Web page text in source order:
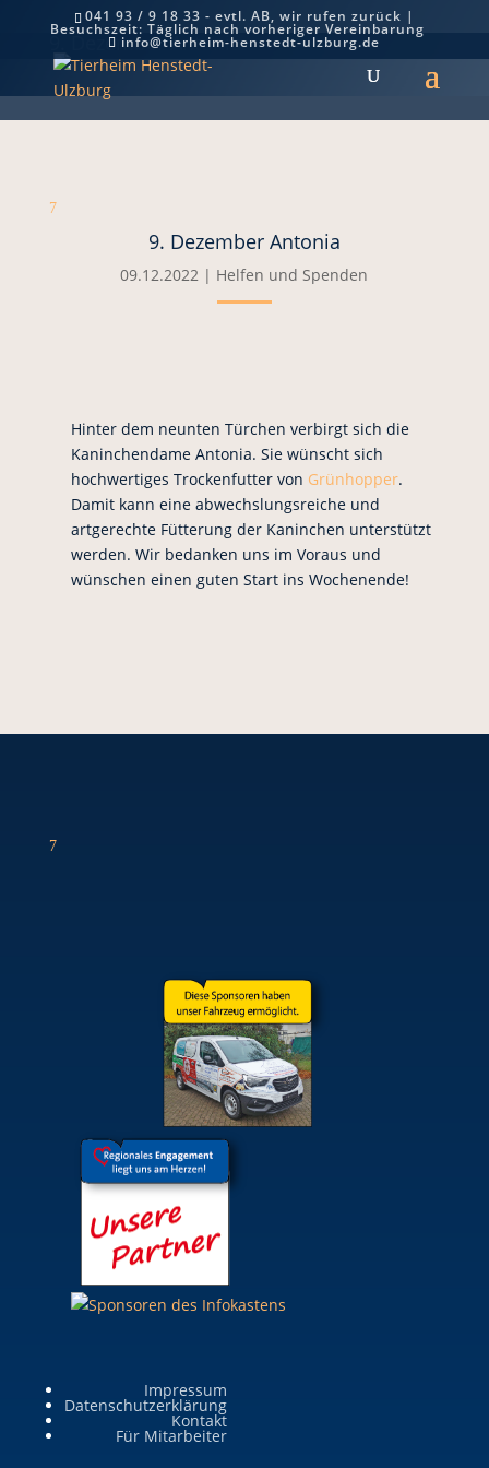
041 93 / 9 18 33 - evtl. AB, wir rufen zurück |
Besuchszeit: Täglich nach vorheriger Vereinbarung
info@tierheim-henstedt-ulzburg.de
9. Dezember Antonia
7
9. Dezember Antonia
09.12.2022 | Helfen und Spenden
Hinter dem neunten Türchen verbirgt sich die
Kaninchendame Antonia. Sie wünscht sich
hochwertiges Trockenfutter von Grünhopper.
Damit kann eine abwechslungsreiche und
artgerechte Fütterung der Kaninchen unterstützt
werden. Wir bedanken uns im Voraus und
wünschen einen guten Start ins Wochenende!
7
Impressum
Datenschutzerklärung
Kontakt
Für Mitarbeiter